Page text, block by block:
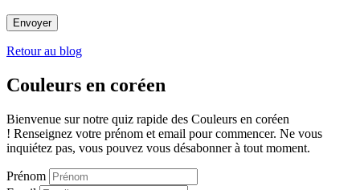
Retour au blog
Couleurs en coréen
Bienvenue sur notre quiz rapide des Couleurs en coréen
! Renseignez votre prénom et email pour commencer. Ne vous
inquiétez pas, vous pouvez vous désabonner à tout moment.
Prénom